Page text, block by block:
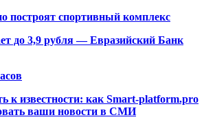
построят спортивный комплекс
до 3,9 рубля — Евразийский Банк
к известности: как Smart-platform.pro
ваши новости в СМИ